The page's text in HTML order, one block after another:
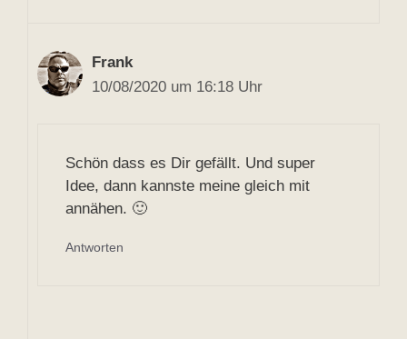
Frank
10/08/2020 um 16:18 Uhr
Schön dass es Dir gefällt. Und super
Idee, dann kannste meine gleich mit
annähen. 🙂
Antworten